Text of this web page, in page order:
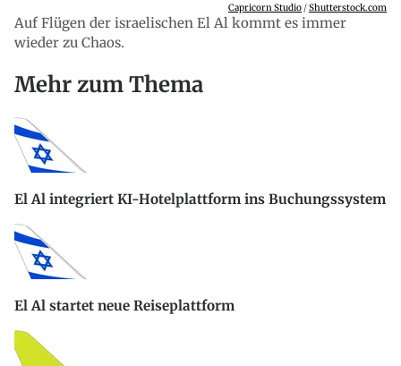
Auf Flügen der israelischen El Al kommt es immer
wieder zu Chaos.
Capricorn Studio /Shutterstock.com
Mehr zum Thema
El Al integriert KI-Hotelplattform ins Buchungssystem
El Al startet neue Reiseplattform